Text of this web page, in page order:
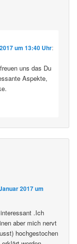
um 13:40 Uhr:
uns das Du
Aspekte,
2017 um
.Ich
aber mich nervt
hochgestochen